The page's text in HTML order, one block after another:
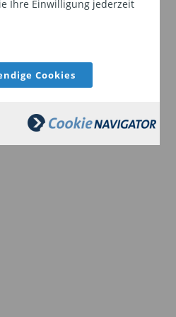
Ihre Einwilligung jederzeit
Cookies